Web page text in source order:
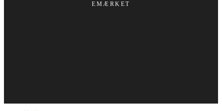
EMÆRKET